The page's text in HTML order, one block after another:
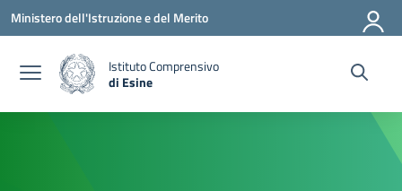
Vai ai contenuti
Vai al menu di navigazione
Vai al footer
Ministero dell'Istruzione e del Merito
Istituto Comprensivo
di Esine